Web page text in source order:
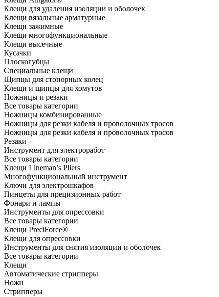
Клещи для удаления изоляции и оболочек
Клещи вязальные арматурные
Клещи зажимные
Клещи многофункциональные
Клещи высечные
Кусачки
Плоскогубцы
Специальные клещи
Щипцы для стопорных колец
Клещи и щипцы для хомутов
Ножницы и резаки
Все товары категории
Ножницы комбинированные
Ножницы для резки кабеля и проволочных тросов
Ножницы для резки кабеля и проволочных тросов
Резаки
Инструмент для электроработ
Все товары категории
Клещи Lineman’s Pliers
Многофункциональный инструмент
Ключи для электрошкафов
Пинцеты для прецизионных работ
Фонари и лампы
Инструменты для опрессовки
Все товары категории
Клещи PreciForce®
Клещи для опрессовки
Инструменты для снятия изоляции и оболочек
Все товары категории
Клещи
Автоматические стрипперы
Ножи
Стрипперы